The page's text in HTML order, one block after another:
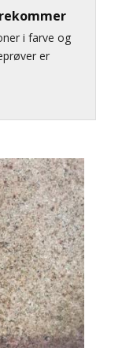
i farve og
er